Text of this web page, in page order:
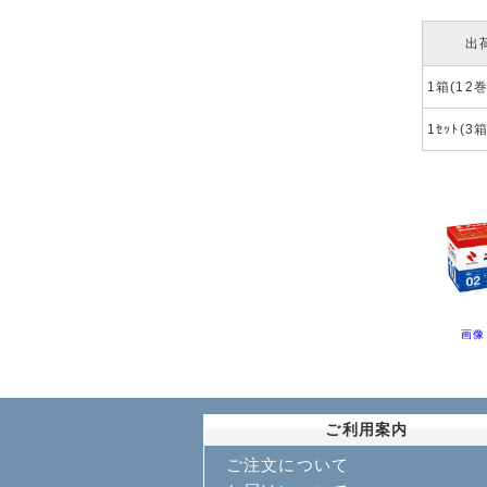
出
1箱(12
1ｾｯﾄ(3
画像
ご利用案内
ご注文について